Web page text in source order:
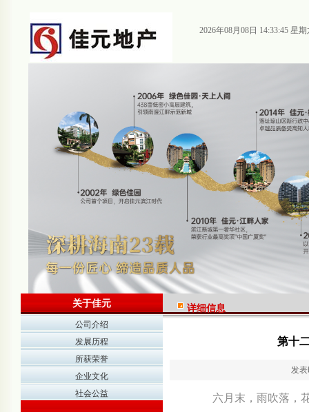
2026年08月08日 14:33:46 星期
关于佳元
公司介绍
发展历程
所获荣誉
企业文化
社会公益
详细信息
第十
发表
六月末，雨吹落，